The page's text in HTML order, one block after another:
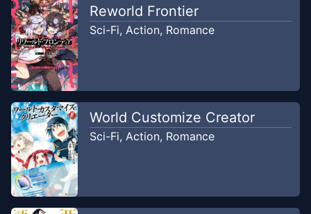
Chapter4.2
arlas
Chapter4.1
arlas
Chapter3.2
arlas
Mar 9, 2026
Chapter3.1
arlas
Reworld Frontier
Sci-Fi, Action, Romance
World Customize Creator
Sci-Fi, Action, Romance